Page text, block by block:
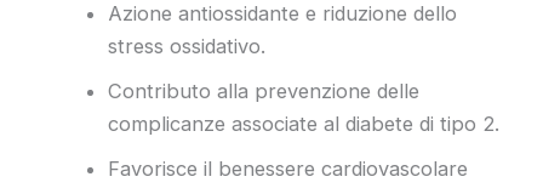
Azione antiossidante e riduzione dello
stress ossidativo.
Contributo alla prevenzione delle
complicanze associate al diabete di tipo 2.
Favorisce il benessere cardiovascolare